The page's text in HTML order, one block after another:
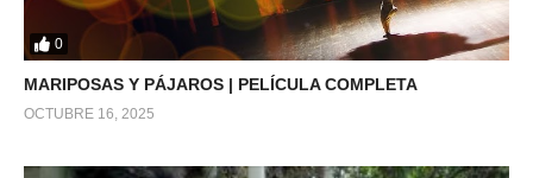
0
MARIPOSAS Y PÁJAROS | PELÍCULA COMPLETA
OCTUBRE 16, 2025